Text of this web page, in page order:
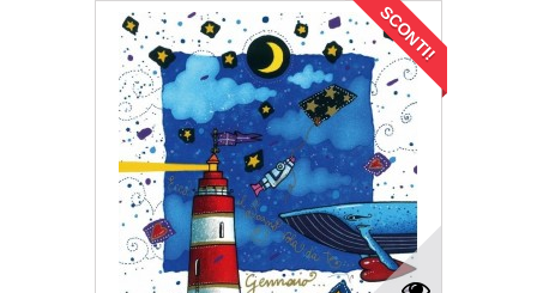
SCONTI!